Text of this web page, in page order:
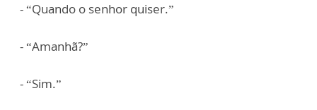
- “Quando o senhor quiser.”
- “Amanhã?”
- “Sim.”